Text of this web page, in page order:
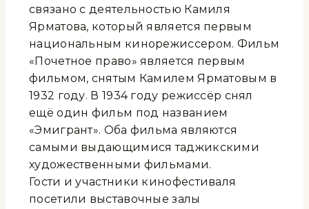
связано с деятельностью Камиля
Ярматова, который является первым
национальным кинорежиссером. Фильм
«Почетное право» является первым
фильмом, снятым Камилем Ярматовым в
1932 году. В 1934 году режиссёр снял
ещё один фильм под названием
«Эмигрант». Оба фильма являются
самыми выдающимися таджикскими
художественными фильмами.
Гости и участники кинофестиваля
посетили выставочные залы